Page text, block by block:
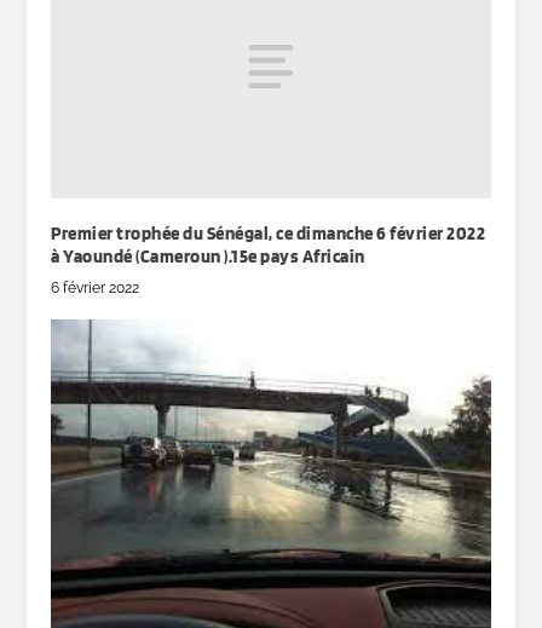
Premier trophée du Sénégal, ce dimanche 6 février 2022
à Yaoundé (Cameroun ).15e pays Africain
6 février 2022